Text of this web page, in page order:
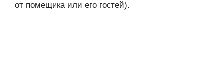
от помещика или его гостей).